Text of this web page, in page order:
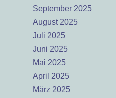
September 2025
August 2025
Juli 2025
Juni 2025
Mai 2025
April 2025
März 2025